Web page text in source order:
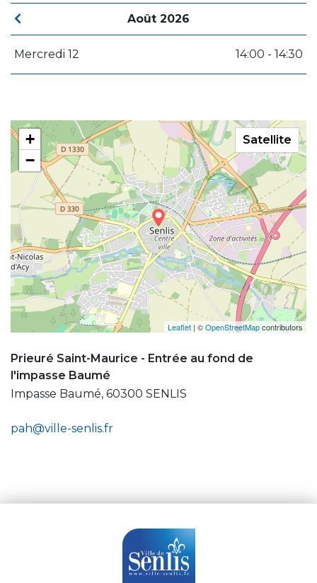
Août 2026
Mercredi 12 14:00 - 14:30
+
−
Leaflet | ©OpenStreetMapcontributors
Satellite
Prieuré Saint-Maurice - Entrée au fond de
l'impasse Baumé
Impasse Baumé, 60300 SENLIS
pah@ville-senlis.fr